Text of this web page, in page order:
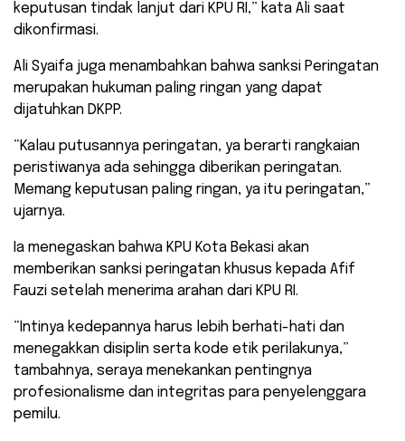
keputusan tindak lanjut dari KPU RI,” kata Ali saat
dikonfirmasi.
Ali Syaifa juga menambahkan bahwa sanksi Peringatan
merupakan hukuman paling ringan yang dapat
dijatuhkan DKPP.
“Kalau putusannya peringatan, ya berarti rangkaian
peristiwanya ada sehingga diberikan peringatan.
Memang keputusan paling ringan, ya itu peringatan,”
ujarnya.
Ia menegaskan bahwa KPU Kota Bekasi akan
memberikan sanksi peringatan khusus kepada Afif
Fauzi setelah menerima arahan dari KPU RI.
“Intinya kedepannya harus lebih berhati-hati dan
menegakkan disiplin serta kode etik perilakunya,”
tambahnya, seraya menekankan pentingnya
profesionalisme dan integritas para penyelenggara
pemilu.